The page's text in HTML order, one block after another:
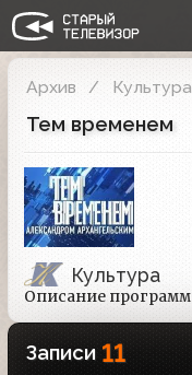
Архив Культура
Тем временем
Культура
Описание
Записи 11